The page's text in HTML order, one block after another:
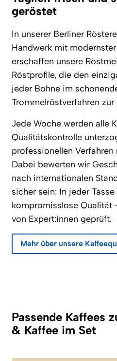
geröstet
In unserer Berliner
Handwerk mit
erschaffen unsere
Röstprofile, die den
jeder Bohne im
Trommelröstverfahren
Jede Woche werden alle
Qualitätskontrolle
professionellen
Dabei bewerten wir
nach internationalen
sicher sein: In jeder
kompromisslose Qualität
von Expert:innen geprüft.
Mehr über unsere
Passende Kaffees
& Kaffee im Set